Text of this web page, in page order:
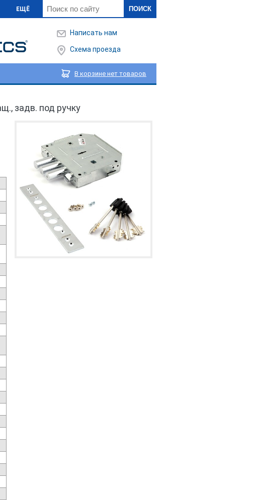
ЕЩЁ ПОИСК
Написать нам
Схема проезда
В корзине нет товаров
задв. под ручку